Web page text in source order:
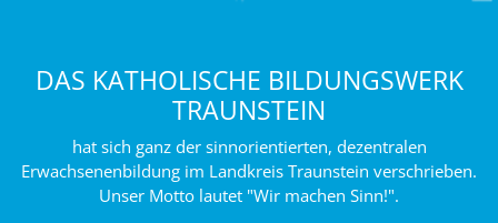
DAS KATHOLISCHE BILDUNGSWERK
TRAUNSTEIN
hat sich ganz der sinnorientierten, dezentralen
Erwachsenenbildung im Landkreis Traunstein verschrieben.
Unser Motto lautet "Wir machen Sinn!".